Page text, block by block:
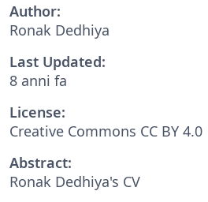
Author:
Ronak Dedhiya
Last Updated:
8 anni fa
License:
Creative Commons CC BY 4.0
Abstract:
Ronak Dedhiya's CV